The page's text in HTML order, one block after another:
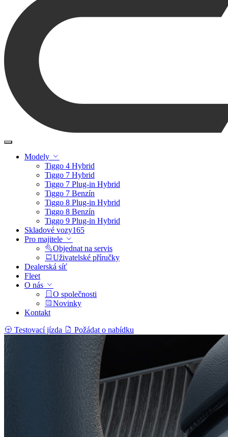
Modely
Tiggo 4 Hybrid
Tiggo 7 Hybrid
Tiggo 7 Plug-in Hybrid
Tiggo 7 Benzín
Tiggo 8 Plug-in Hybrid
Tiggo 8 Benzín
Tiggo 9 Plug-in Hybrid
Skladové vozy165
Pro majitele
Objednat na servis
Uživatelské příručky
Dealerská síť
Fleet
O nás
O společnosti
Novinky
Kontakt
Testovací jízda
Požádat o nabídku